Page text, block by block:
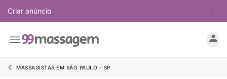
Criar anúncio
MASSAGISTAS EM SÃO PAULO - SP